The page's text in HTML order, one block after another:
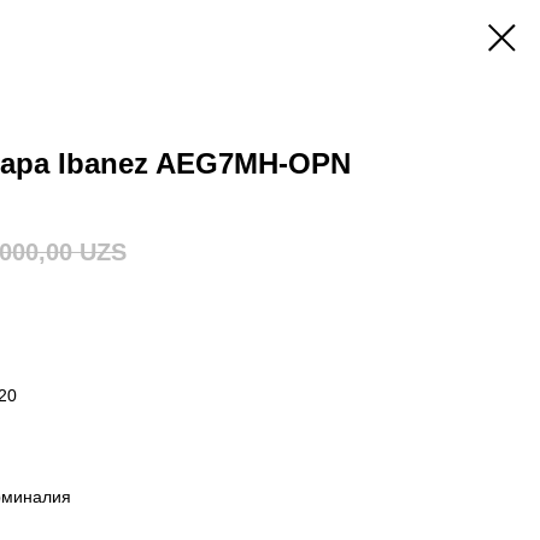
Ibanez AEG7MH-OPN
UZS